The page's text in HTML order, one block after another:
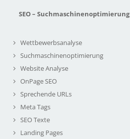
SEO – Suchmaschinenoptimierung
Wettbewerbsanalyse
Suchmaschinenoptimierung
Website Analyse
OnPage SEO
Sprechende URLs
Meta Tags
SEO Texte
Landing Pages